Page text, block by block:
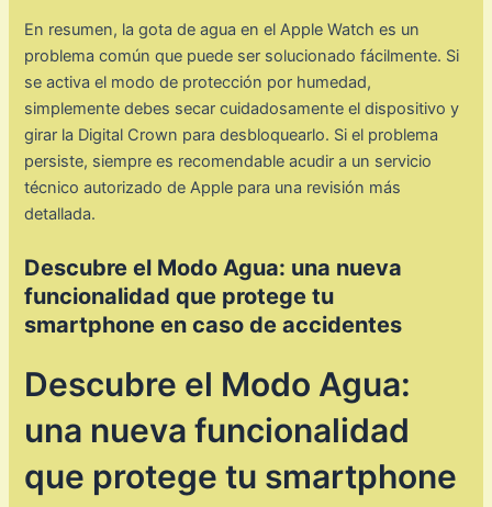
En resumen, la gota de agua en el Apple Watch es un
problema común que puede ser solucionado fácilmente. Si
se activa el modo de protección por humedad,
simplemente debes secar cuidadosamente el dispositivo y
girar la Digital Crown para desbloquearlo. Si el problema
persiste, siempre es recomendable acudir a un servicio
técnico autorizado de Apple para una revisión más
detallada.
Descubre el Modo Agua: una nueva
funcionalidad que protege tu
smartphone en caso de accidentes
Descubre el Modo Agua:
una nueva funcionalidad
que protege tu smartphone